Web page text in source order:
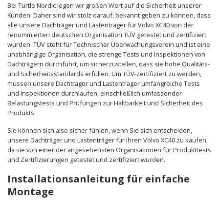
Bei Turtle Nordic legen wir großen Wert auf die Sicherheit unserer
Kunden. Daher sind wir stolz darauf, bekannt geben zu können, dass
alle unsere Dachträger und Lastenträger für Volvo XC40 von der
renommierten deutschen Organisation TÜV getestet und zertifiziert
wurden. TÜV steht für Technischer Überwachungsverein und ist eine
unabhängige Organisation, die strenge Tests und Inspektionen von
Dachträgern durchführt, um sicherzustellen, dass sie hohe Qualitäts-
und Sicherheitsstandards erfüllen. Um TÜV-zertifiziert zu werden,
müssen unsere Dachträger und Lastenträger umfangreiche Tests
und Inspektionen durchlaufen, einschließlich umfassender
Belastungstests und Prüfungen zur Haltbarkeit und Sicherheit des
Produkts.
Sie können sich also sicher fühlen, wenn Sie sich entscheiden,
unsere Dachträger und Lastenträger für Ihren Volvo XC40 zu kaufen,
da sie von einer der angesehensten Organisationen für Produkttests
und Zertifizierungen getestet und zertifiziert wurden.
Installationsanleitung für einfache
Montage